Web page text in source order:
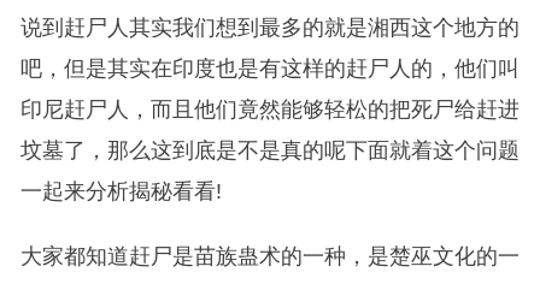
说到赶尸人其实我们想到最多的就是湘西这个地方的
吧，但是其实在印度也是有这样的赶尸人的，他们叫
印尼赶尸人，而且他们竟然能够轻松的把死尸给赶进
坟墓了，那么这到底是不是真的呢下面就着这个问题
一起来分析揭秘看看!
大家都知道赶尸是苗族蛊术的一种，是楚巫文化的一